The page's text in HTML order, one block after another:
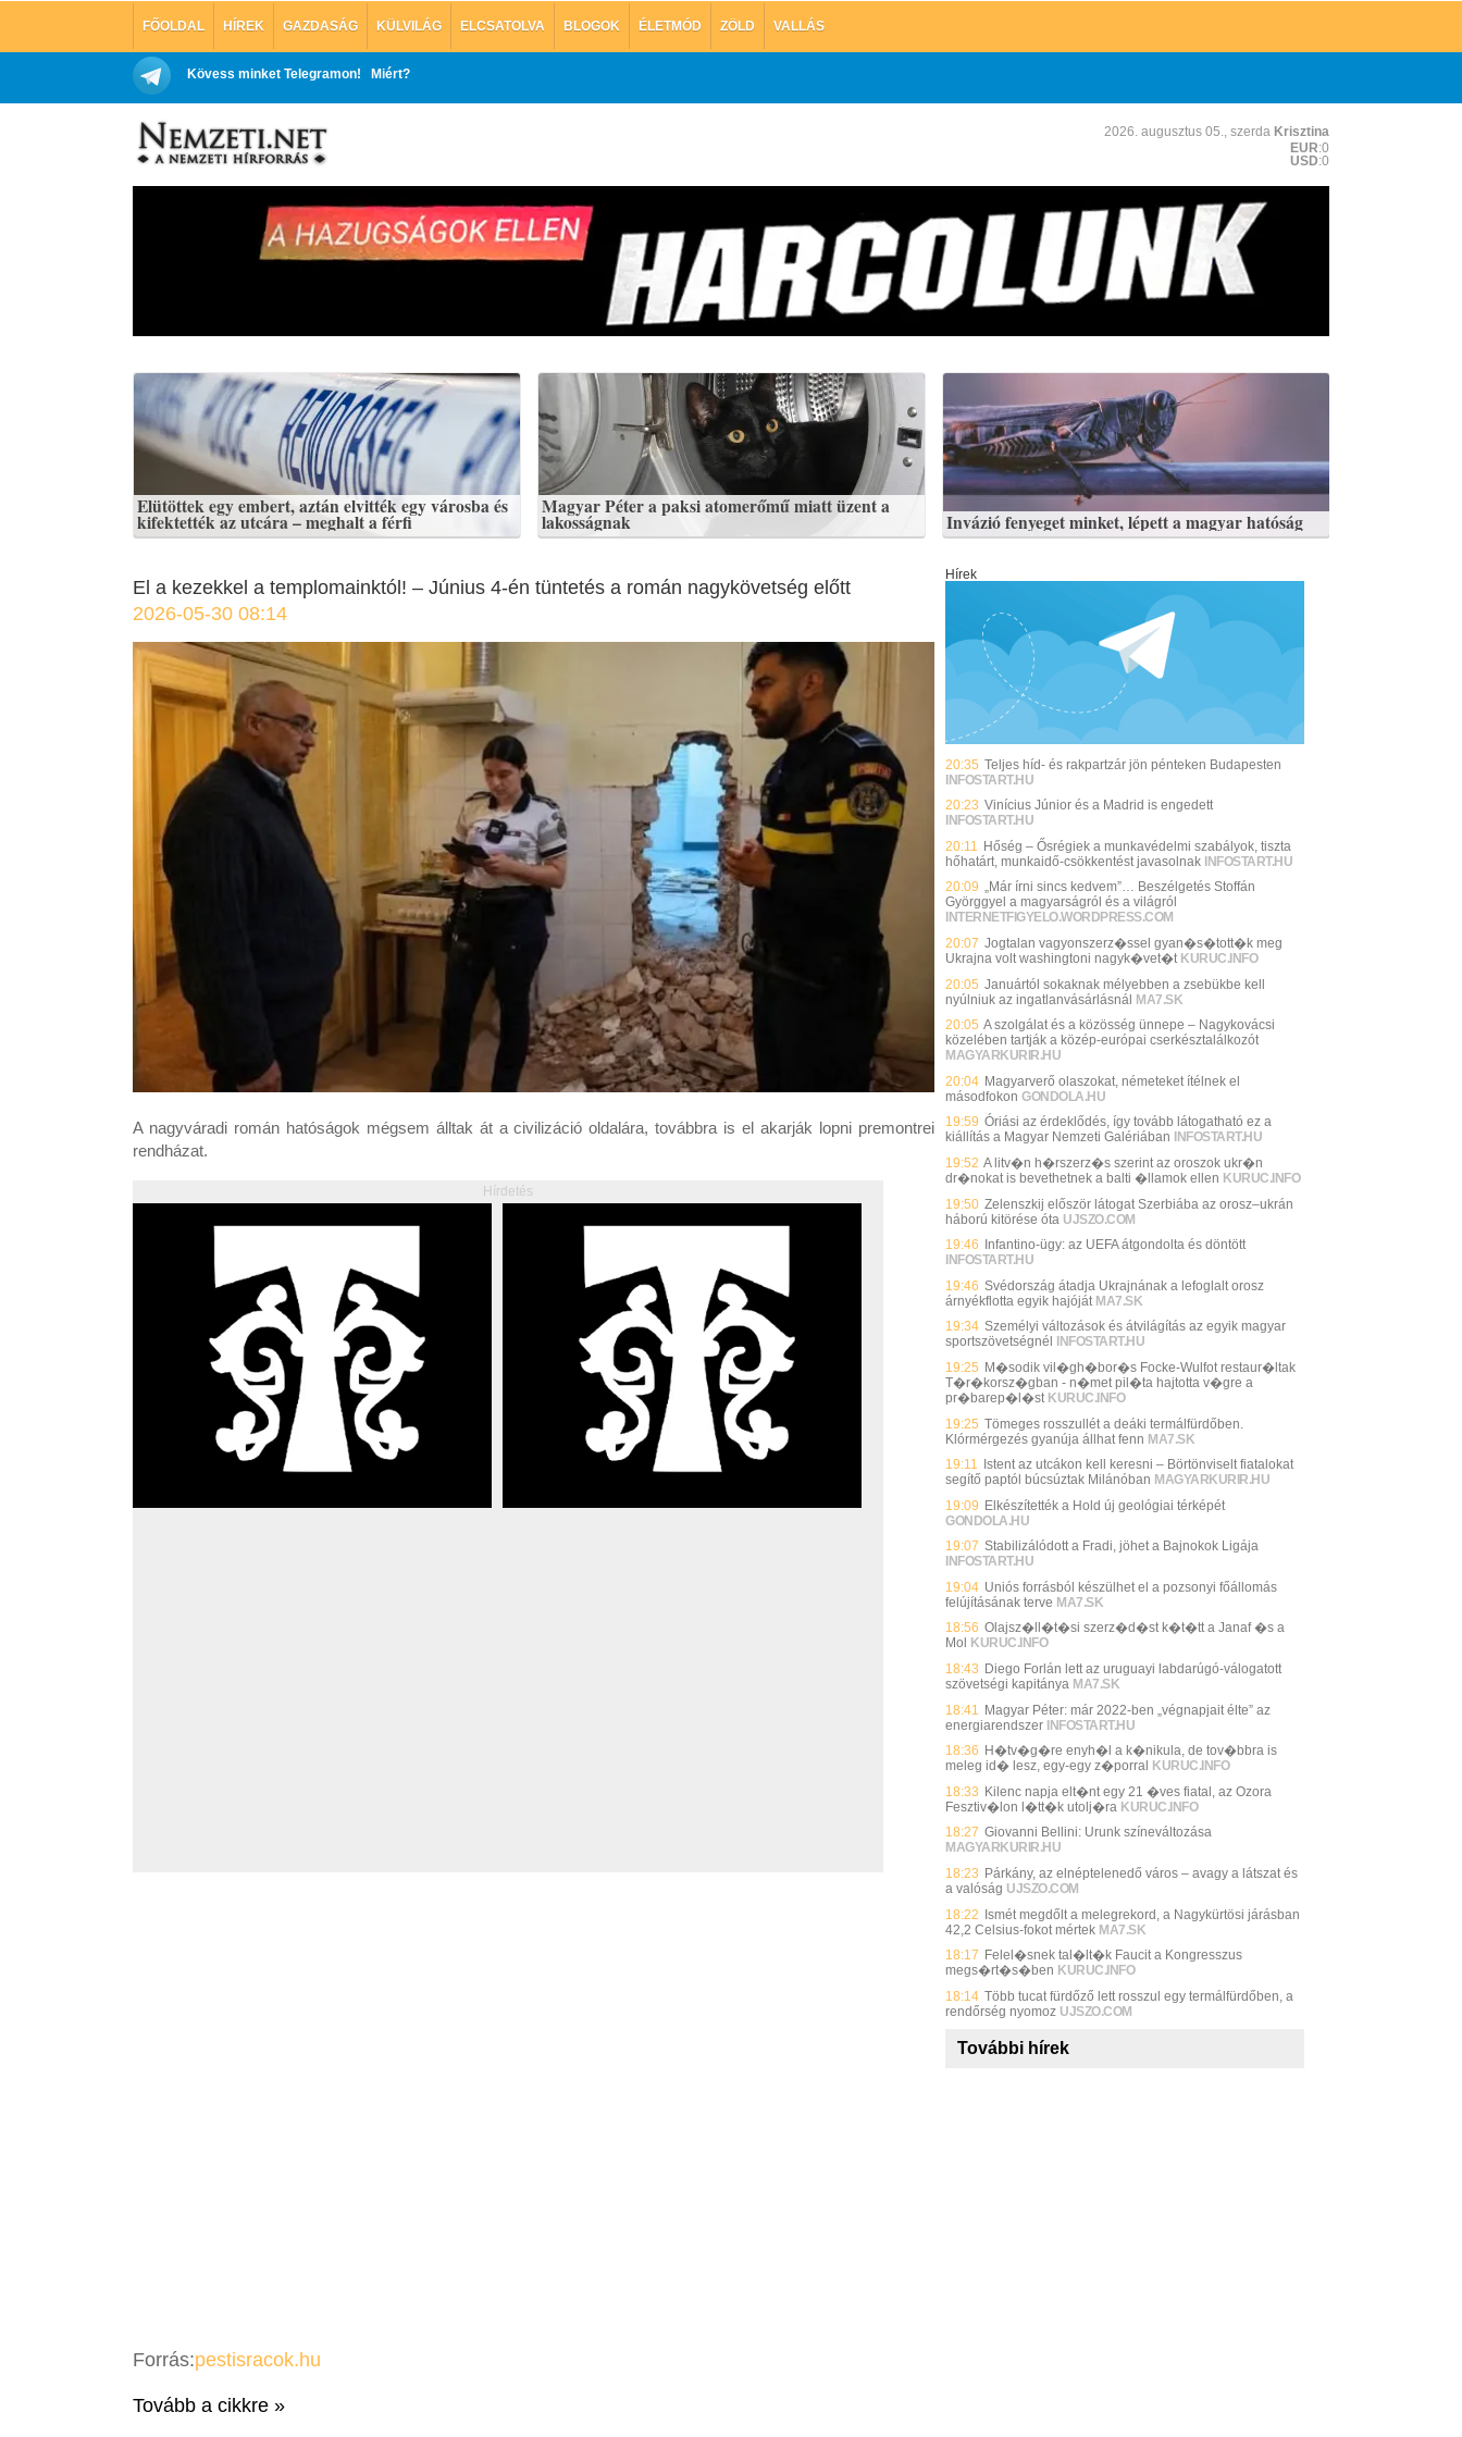
FŐOLDAL HÍREK GAZDASÁG KÜLVILÁG ELCSATOLVA BLOGOK ÉLETMÓD ZÖLD VALLÁS
Kövess minket Telegramon! Miért?
2026. augusztus 05., szerda Krisztina
EUR:0
USD:0
Elütöttek egy embert, aztán elvitték egy városba és
kifektették az utcára – meghalt a férfi
Magyar Péter a paksi atomerőmű miatt üzent a
lakosságnak Invázió fenyeget minket, lépett a magyar hatóság
El a kezekkel a templomainktól! – Június 4-én tüntetés a román nagykövetség előtt
2026-05-30 08:14
A nagyváradi román hatóságok mégsem álltak át a civilizáció oldalára, továbbra is el akarják lopni premontrei
rendházat.
Hírdetés
Forrás:pestisracok.hu
Tovább a cikkre »
Hírek
20:35 Teljes híd- és rakpartzár jön pénteken Budapesten
INFOSTART.HU
20:23 Vinícius Júnior és a Madrid is engedett
INFOSTART.HU
20:11
Hőség – Ősrégiek a munkavédelmi szabályok, tiszta
hőhatárt, munkaidő-csökkentést javasolnak INFOSTART.HU
20:09 „Már írni sincs kedvem”… Beszélgetés Stoffán
Györggyel a magyarságról és a világról
INTERNETFIGYELO.WORDPRESS.COM
20:07 Jogtalan vagyonszerz�ssel gyan�s�tott�k meg
Ukrajna volt washingtoni nagyk�vet�t KURUC.INFO
20:05 Januártól sokaknak mélyebben a zsebükbe kell
nyúlniuk az ingatlanvásárlásnál MA7.SK
20:05 A szolgálat és a közösség ünnepe – Nagykovácsi
közelében tartják a közép-európai cserkésztalálkozót
MAGYARKURIR.HU
20:04 Magyarverő olaszokat, németeket ítélnek el
másodfokon GONDOLA.HU
19:59 Óriási az érdeklődés, így tovább látogatható ez a
kiállítás a Magyar Nemzeti Galériában
INFOSTART.HU
19:52 A litv�n h�rszerz�s szerint az oroszok ukr�n
dr�nokat is bevethetnek a balti �llamok ellen KURUC.INFO
19:50 Zelenszkij először látogat Szerbiába az orosz–ukrán
háború kitörése óta UJSZO.COM
19:46
Infantino-ügy: az UEFA átgondolta és döntött
INFOSTART.HU
19:46 Svédország átadja Ukrajnának a lefoglalt orosz
árnyékflotta egyik hajóját MA7.SK
19:34 Személyi változások és átvilágítás az egyik magyar
sportszövetségnél
INFOSTART.HU
19:25 M�sodik vil�gh�bor�s Focke-Wulfot restaur�ltak
T�r�korsz�gban - n�met pil�ta hajtotta v�gre a
pr�barep�l�st KURUC.INFO
19:25 Tömeges rosszullét a deáki termálfürdőben.
Klórmérgezés gyanúja állhat fenn MA7.SK
19:11
Istent az utcákon kell keresni – Börtönviselt fiatalokat
segítő paptól búcsúztak Milánóban MAGYARKURIR.HU
19:09 Elkészítették a Hold új geológiai térképét
GONDOLA.HU
19:07 Stabilizálódott a Fradi, jöhet a Bajnokok Ligája
INFOSTART.HU
19:04 Uniós forrásból készülhet el a pozsonyi főállomás
felújításának terve MA7.SK
18:56 Olajsz�ll�t�si szerz�d�st k�t�tt a Janaf �s a
Mol
KURUC.INFO
18:43 Diego Forlán lett az uruguayi labdarúgó-válogatott
szövetségi kapitánya MA7.SK
18:41
Magyar Péter: már 2022-ben „végnapjait élte” az
energiarendszer INFOSTART.HU
18:36 H�tv�g�re enyh�l a k�nikula, de tov�bbra is
meleg id� lesz, egy-egy z�porral KURUC.INFO
18:33 Kilenc napja elt�nt egy 21 �ves fiatal, az Ozora
Fesztiv�lon l�tt�k utolj�ra KURUC.INFO
18:27 Giovanni Bellini: Urunk színeváltozása
MAGYARKURIR.HU
18:23 Párkány, az elnéptelenedő város – avagy a látszat és
a valóság UJSZO.COM
18:22 Ismét megdőlt a melegrekord, a Nagykürtösi járásban
42,2 Celsius-fokot mértek MA7.SK
18:17 Felel�snek tal�lt�k Faucit a Kongresszus
megs�rt�s�ben KURUC.INFO
18:14 Több tucat fürdőző lett rosszul egy termálfürdőben, a
rendőrség nyomoz UJSZO.COM
További hírek